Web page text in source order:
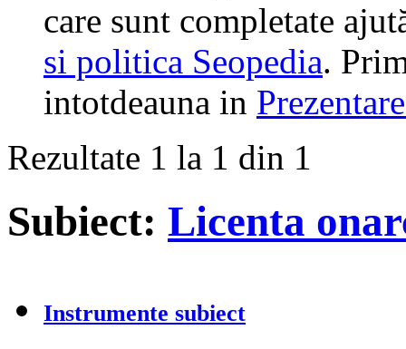
care sunt completate
si politica Seopedia.
intotdeauna in
Rezultate 1 la 1 din 1
Subiect: Licenta
Instrumente subiect